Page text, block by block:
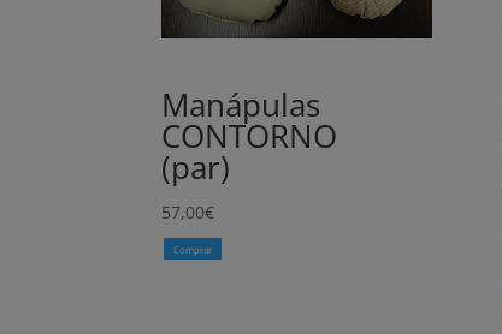
Manápulas
CONTORNO
(par)
57,00€
Comprar